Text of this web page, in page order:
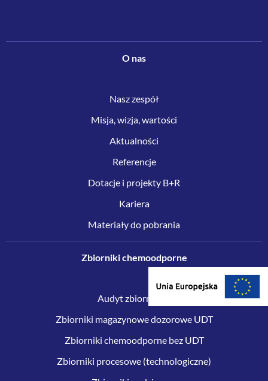
O nas
Nasz zespół
Misja, wizja, wartości
Aktualności
Referencje
Dotacje i projekty B+R
Kariera
Materiały do pobrania
Zbiorniki chemoodporne
Audyt zbiorników
Zbiorniki magazynowe dozorowe UDT
Zbiorniki chemoodporne bez UDT
Zbiorniki procesowe (technologiczne)